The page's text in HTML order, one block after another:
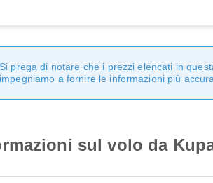
Si prega di notare che i prezzi elencati in
impegniamo a fornire le informazioni più
sul volo da